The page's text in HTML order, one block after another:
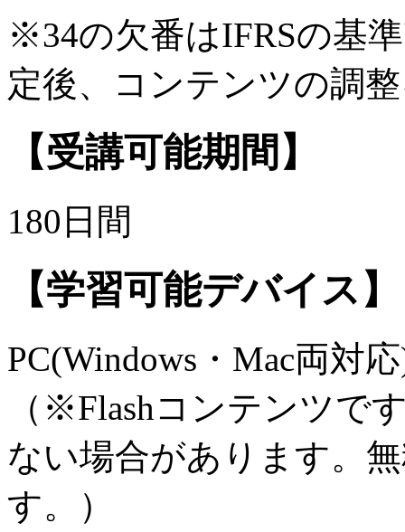
※34の欠番はIFRSの基
定後、コンテンツの調
【受講可能期間】
180日間
【学習可能デバイス】
PC(Windows・Mac両対
（※Flashコンテンツで
ない場合があります。
す。）